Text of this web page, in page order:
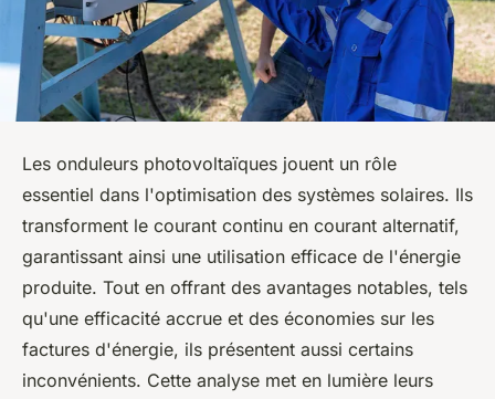
Les onduleurs photovoltaïques jouent un rôle
essentiel dans l'optimisation des systèmes solaires. Ils
transforment le courant continu en courant alternatif,
garantissant ainsi une utilisation efficace de l'énergie
produite. Tout en offrant des avantages notables, tels
qu'une efficacité accrue et des économies sur les
factures d'énergie, ils présentent aussi certains
inconvénients. Cette analyse met en lumière leurs